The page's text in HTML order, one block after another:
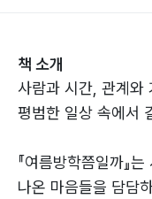
책 소개
사람과 시간, 관계와
평범한 일상 속에서
『여름방학쯤일까』
나온 마음들을 담담